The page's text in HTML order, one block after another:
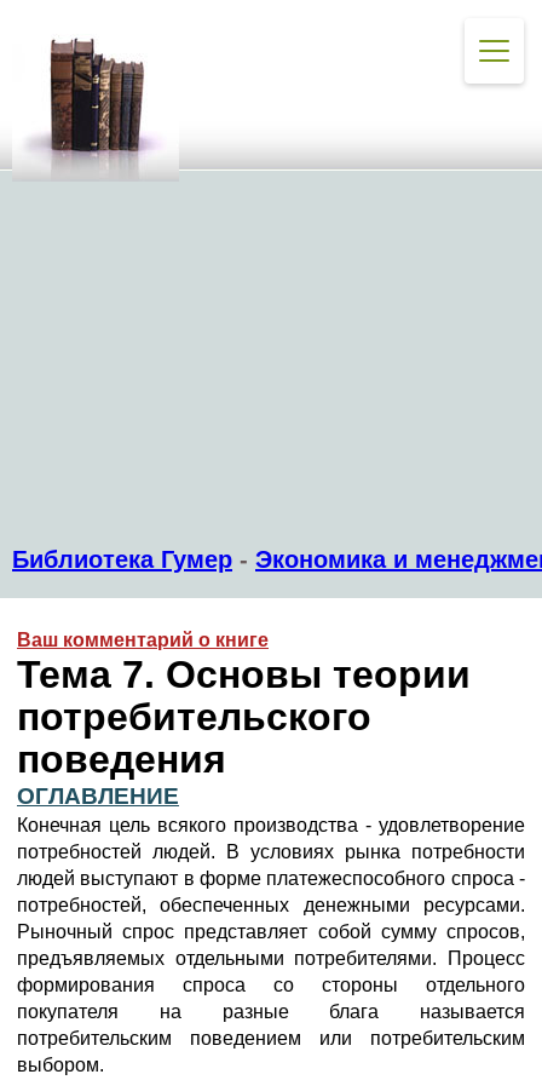
Библиотека Гумер - Экономика и
Ваш комментарий о книге
Тема 7. Основы теории
потребительского
поведения
ОГЛАВЛЕНИЕ
Конечная цель всякого производства - удовлетворение
потребностей людей. В условиях рынка потребности
людей выступают в форме платежеспособного спроса -
потребностей, обеспеченных денежными ресурсами.
Рыночный спрос представляет собой сумму спросов,
предъявляемых отдельными потребителями. Процесс
формирования спроса со стороны отдельного
покупателя на разные блага называется
потребительским поведением или потребительским
выбором.